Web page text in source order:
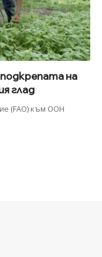
на
глад
(FAO) към ООН